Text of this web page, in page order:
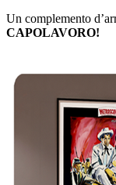
Un complemento
CAPOLAVORO!